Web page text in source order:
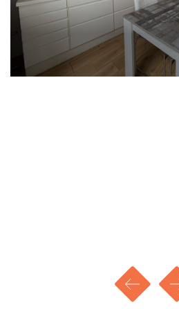
voor
Separaat een
Slaapkamer (4,00 x 3,50m)
achterkant van het pand
Disclaimer - Huren bij